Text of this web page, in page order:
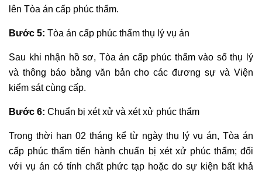
lên Tòa án cấp phúc thẩm.
Bước 5: Tòa án cấp phúc thẩm thụ lý vụ án
Sau khi nhận hồ sơ, Tòa án cấp phúc thẩm vào sổ thụ lý
và thông báo bằng văn bản cho các đương sự và Viện
kiểm sát cùng cấp.
Bước 6: Chuẩn bị xét xử và xét xử phúc thẩm
Trong thời hạn 02 tháng kể từ ngày thụ lý vụ án, Tòa án
cấp phúc thẩm tiến hành chuẩn bị xét xử phúc thẩm; đối
với vụ án có tính chất phức tạp hoặc do sự kiện bất khả